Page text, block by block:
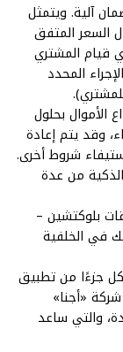
آلية. ويتمثل
السعر المتفق
قيام المشتري
المحدد
الأموال بحلول
وقد يتم إعادة
شروط أخرى.
من عدة
بلوكتشين –
في الخلفية
جزءًا من تطبيق
شركة «أجنا»
والتي ساعد